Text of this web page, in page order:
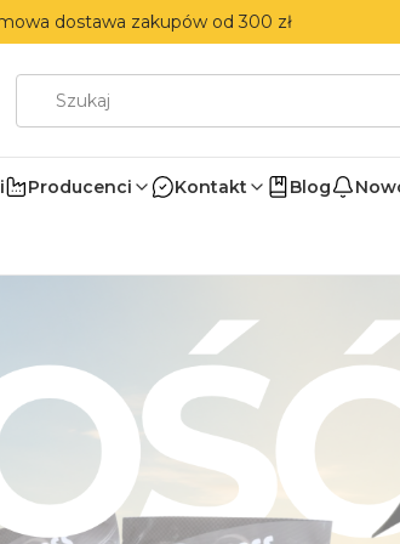
dostawa zakupów od 300 zł
Producenci Kontakt Blog